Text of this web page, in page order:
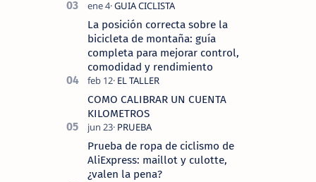
La posición correcta sobre la
bicicleta de montaña: guía
completa para mejorar control,
comodidad y rendimiento
COMO CALIBRAR UN CUENTA
KILOMETROS
Prueba de ropa de ciclismo de
AliExpress: maillot y culotte,
¿valen la pena?